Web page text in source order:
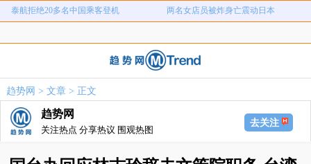
儿子举报身价上亿父亲说家已破碎 女子用漏洞0元买了3千台电器
员工用代码17小时删光公司89TB数据
泰航拒绝20多名中国乘客登机
趋势网 > 文章> 正文
趋势网
关注热点 分享热议 围观热图
去关注